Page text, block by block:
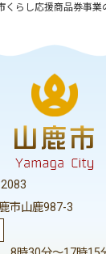
くらし応援商品券事業
市山鹿987-3